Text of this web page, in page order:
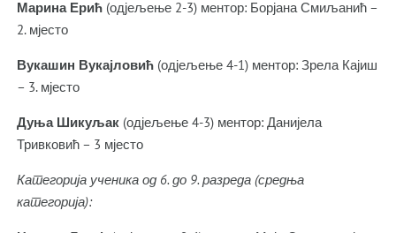
Марина Ерић(одјељење 2-3) ментор: Борјана Смиљанић –
2. мјесто
Вукашин Вукајловић(одјељење 4-1) ментор: Зрела Кајиш
– 3. мјесто
Дуња Шикуљак(одјељење 4-3) ментор: Данијела
Тривковић – 3 мјесто
Категорија ученика од 6. до 9. разреда (средња
категорија):